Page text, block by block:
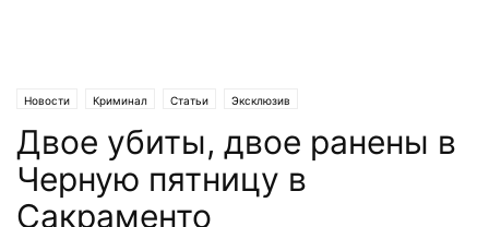
Новости Криминал Статьи Эксклюзив
Двое убиты, двое ранены в
Черную пятницу в
Сакраменто